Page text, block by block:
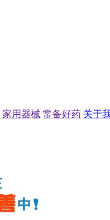
家用器械 常备好药 关于